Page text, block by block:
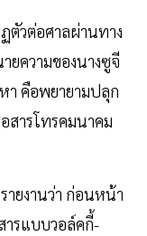
ตัวต่อศาลผ่านทาง
ยความของนางซูจี
า คือพยายามปลุก
สารโทรคมนาคม
ายงานว่า ก่อนหน้า
รแบบวอล์คกี้-